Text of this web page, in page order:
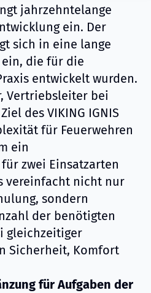
jahrzehntelange
ein. Der
sich in eine lange
ein, die für die
entwickelt wurden.
Vertriebsleiter bei
des VIKING IGNIS
für Feuerwehren
ein
zwei Einsatzarten
vereinfacht nicht nur
sondern
der benötigten
gleichzeitiger
Sicherheit, Komfort
für Aufgaben der